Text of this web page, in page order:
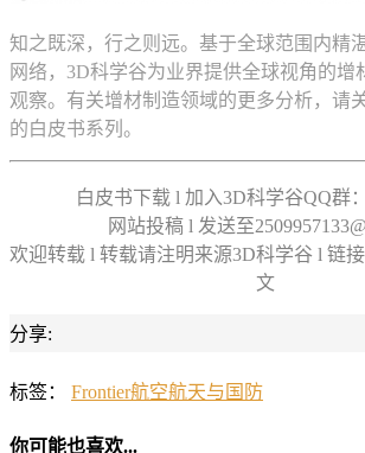
知之既深，行之则远。基于全球范围内精
网络，3D科学谷为业界提供全球视角的增
观察。有关增材制造领域的更多分析，请
的白皮书系列。
白皮书下载 l 加入3D科学谷QQ群
网站投稿 l 发送至
欢迎转载 l 转载请注明来源3D科学谷 l 链
文
分享:
标签： Frontier航空航天与国防
你可能也喜欢...